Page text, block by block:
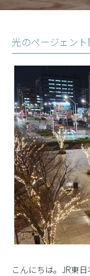
光のページェント
こんにちは。JR東日